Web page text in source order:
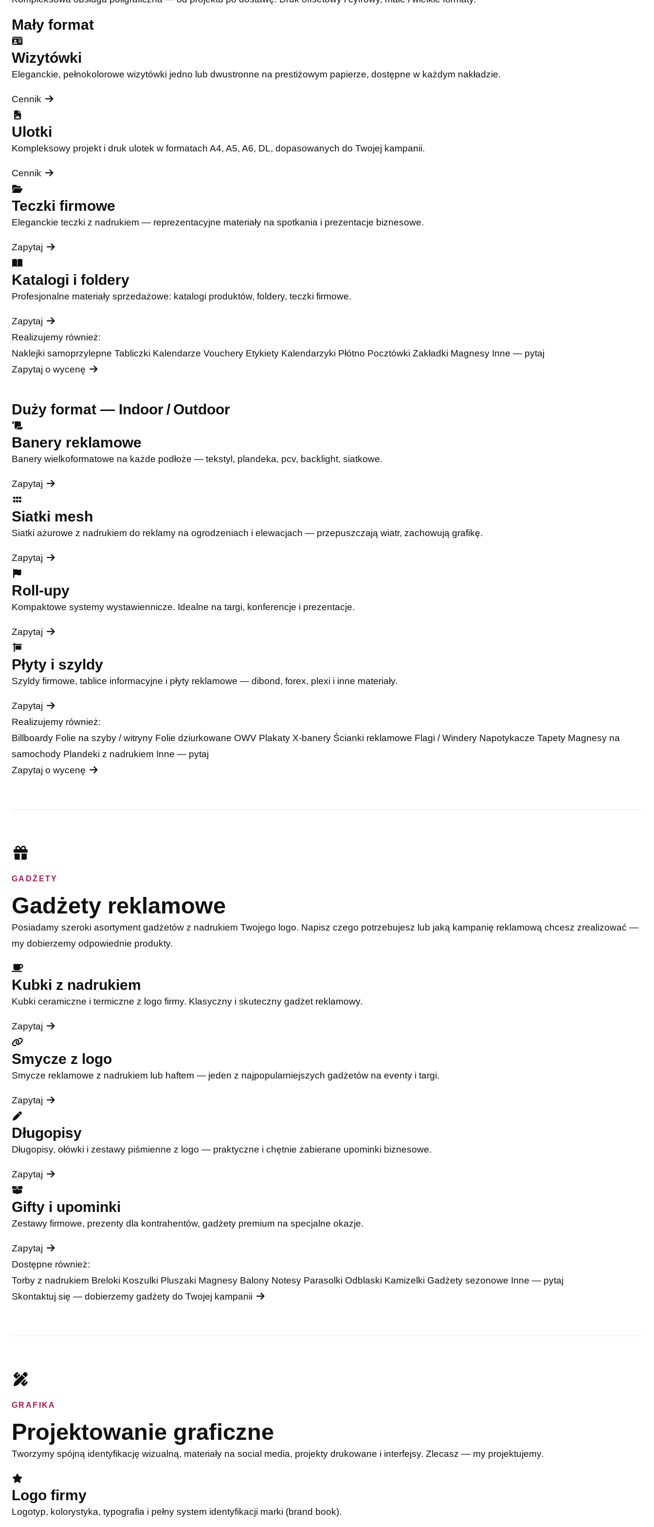
Mały format
Wizytówki
Eleganckie, pełnokolorowe wizytówki jedno lub dwustronne na prestiżowym papierze, dostępne w każdym nakładzie.
Cennik
Ulotki
Kompleksowy projekt i druk ulotek w formatach A4, A5, A6, DL, dopasowanych do Twojej kampanii.
Cennik
Teczki firmowe
Eleganckie teczki z nadrukiem — reprezentacyjne materiały na spotkania i prezentacje biznesowe.
Zapytaj
Katalogi i foldery
Profesjonalne materiały sprzedażowe: katalogi produktów, foldery, teczki firmowe.
Zapytaj
Realizujemy również:
Naklejki samoprzylepne Tabliczki Kalendarze Vouchery Etykiety Kalendarzyki Płótno Pocztówki Zakładki Magnesy Inne — pytaj
Zapytaj o wycenę
Duży format — Indoor / Outdoor
Banery reklamowe
Banery wielkoformatowe na każde podłoże — tekstyl, plandeka, pcv, backlight, siatkowe.
Zapytaj
Siatki mesh
Siatki ażurowe z nadrukiem do reklamy na ogrodzeniach i elewacjach — przepuszczają wiatr, zachowują grafikę.
Zapytaj
Roll-upy
Kompaktowe systemy wystawiennicze. Idealne na targi, konferencje i prezentacje.
Zapytaj
Płyty i szyldy
Szyldy firmowe, tablice informacyjne i płyty reklamowe — dibond, forex, plexi i inne materiały.
Zapytaj
Realizujemy również:
Billboardy Folie na szyby / witryny Folie dziurkowane OWV Plakaty X-banery Ścianki reklamowe Flagi / Windery Napotykacze Tapety Magnesy na
samochody Plandeki z nadrukiem Inne — pytaj
Zapytaj o wycenę
GADŻETY
Gadżety reklamowe
Posiadamy szeroki asortyment gadżetów z nadrukiem Twojego logo. Napisz czego potrzebujesz lub jaką kampanię reklamową chcesz zrealizować —
my dobierzemy odpowiednie produkty.
Kubki z nadrukiem
Kubki ceramiczne i termiczne z logo firmy. Klasyczny i skuteczny gadżet reklamowy.
Zapytaj
Smycze z logo
Smycze reklamowe z nadrukiem lub haftem — jeden z najpopularniejszych gadżetów na eventy i targi.
Zapytaj
Długopisy
Długopisy, ołówki i zestawy piśmienne z logo — praktyczne i chętnie zabierane upominki biznesowe.
Zapytaj
Gifty i upominki
Zestawy firmowe, prezenty dla kontrahentów, gadżety premium na specjalne okazje.
Zapytaj
Dostępne również:
Torby z nadrukiem Breloki Koszulki Pluszaki Magnesy Balony Notesy Parasolki Odblaski Kamizelki Gadżety sezonowe Inne — pytaj
Skontaktuj się — dobierzemy gadżety do Twojej kampanii
GRAFIKA
Projektowanie graficzne
Tworzymy spójną identyfikację wizualną, materiały na social media, projekty drukowane i interfejsy. Zlecasz — my projektujemy.
Logo firmy
Logotyp, kolorystyka, typografia i pełny system identyfikacji marki (brand book).